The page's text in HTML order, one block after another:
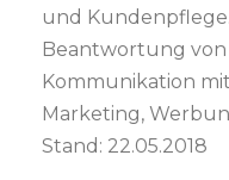
und Kundenpflege.
Beantwortung
Kommunikation
Marketing,
Stand: 22.05.2018